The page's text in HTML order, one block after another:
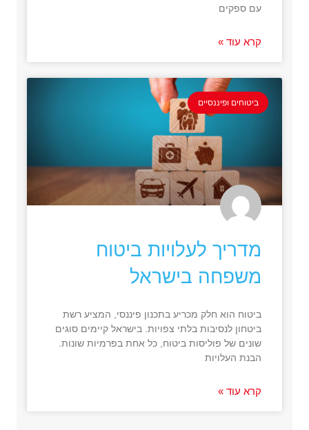
עם ספקים
קרא עוד »
ביטוחים ופיננסיים
מדריך לעלויות ביטוח
משפחה בישראל
ביטוח הוא חלק מכריע בתכנון פיננסי, המציע רשת
ביטחון לנסיבות בלתי צפויות. בישראל קיימים סוגים
שונים של פוליסות ביטוח, כל אחת בפרמיות שונות.
הבנת העלויות
קרא עוד »